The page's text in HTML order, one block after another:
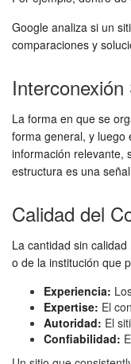
Google analiza si un
comparaciones y
La forma en que se
forma general, y luego
información relevante,
estructura es una
Calidad del
La cantidad sin
o de la institución que
Experiencia:
Expertise: El
Autoridad: El
Confiabilidad: